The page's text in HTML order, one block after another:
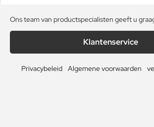
Ons team van productspecialisten geeft u
Klantenservice
Privacybeleid Algemene voorwaarden